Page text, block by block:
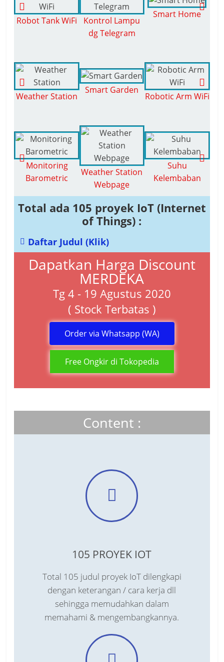
Robot Tank WiFi
Kontrol Lampu
dg Telegram
Smart Home
Weather Station
Smart Garden
Robotic Arm WiFi
Monitoring
Barometric
Weather Station
Webpage
Suhu
Kelembaban
Total ada 105 proyek IoT (Internet
of Things) :
Daftar Judul (Klik)
Dapatkan Harga Discount
MERDEKA
Tg 4 - 19 Agustus 2020
( Stock Terbatas )
Order via Whatsapp (WA)
Free Ongkir di Tokopedia
Content :
105 PROYEK IOT
Total 105 judul proyek IoT dilengkapi
dengan keterangan / cara kerja dll
sehingga memudahkan dalam
memahami & mengembangkannya.